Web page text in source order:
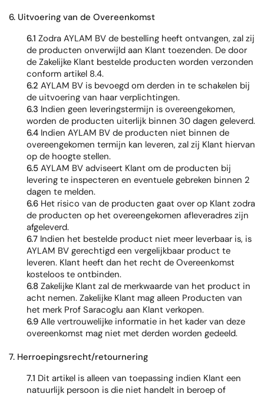
6. Uitvoering van de Overeenkomst
6.1 Zodra AYLAM BV de bestelling heeft ontvangen, zal zij
de producten onverwijld aan Klant toezenden. De door
de Zakelijke Klant bestelde producten worden verzonden
conform artikel 8.4.
6.2 AYLAM BV is bevoegd om derden in te schakelen bij
de uitvoering van haar verplichtingen.
6.3 Indien geen leveringstermijn is overeengekomen,
worden de producten uiterlijk binnen 30 dagen geleverd.
6.4 Indien AYLAM BV de producten niet binnen de
overeengekomen termijn kan leveren, zal zij Klant hiervan
op de hoogte stellen.
6.5 AYLAM BV adviseert Klant om de producten bij
levering te inspecteren en eventuele gebreken binnen 2
dagen te melden.
6.6 Het risico van de producten gaat over op Klant zodra
de producten op het overeengekomen afleveradres zijn
afgeleverd.
6.7 Indien het bestelde product niet meer leverbaar is, is
AYLAM BV gerechtigd een vergelijkbaar product te
leveren. Klant heeft dan het recht de Overeenkomst
kosteloos te ontbinden.
6.8 Zakelijke Klant zal de merkwaarde van het product in
acht nemen. Zakelijke Klant mag alleen Producten van
het merk Prof Saracoglu aan Klant verkopen.
6.9 Alle vertrouwelijke informatie in het kader van deze
overeenkomst mag niet met derden worden gedeeld.
7. Herroepingsrecht/retournering
7.1 Dit artikel is alleen van toepassing indien Klant een
natuurlijk persoon is die niet handelt in beroep of